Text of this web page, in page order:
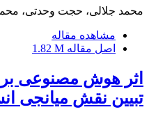
محمد جلالی، حجت وحدتی،
مشاهده مقاله
اصل مقاله 1.82 M
اثر هوش مصنوعی بر
تبیین نقش میانجی